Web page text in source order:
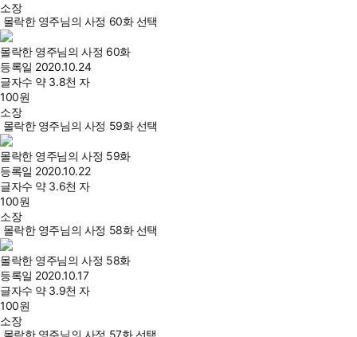
소장
몰락한 영주님의 사정 60화 선택
몰락한 영주님의 사정 60화
등록일 2020.10.24
글자수 약 3.8천 자
100원
소장
몰락한 영주님의 사정 59화 선택
몰락한 영주님의 사정 59화
등록일 2020.10.22
글자수 약 3.6천 자
100원
소장
몰락한 영주님의 사정 58화 선택
몰락한 영주님의 사정 58화
등록일 2020.10.17
글자수 약 3.9천 자
100원
소장
몰락한 영주님의 사정 57화 선택